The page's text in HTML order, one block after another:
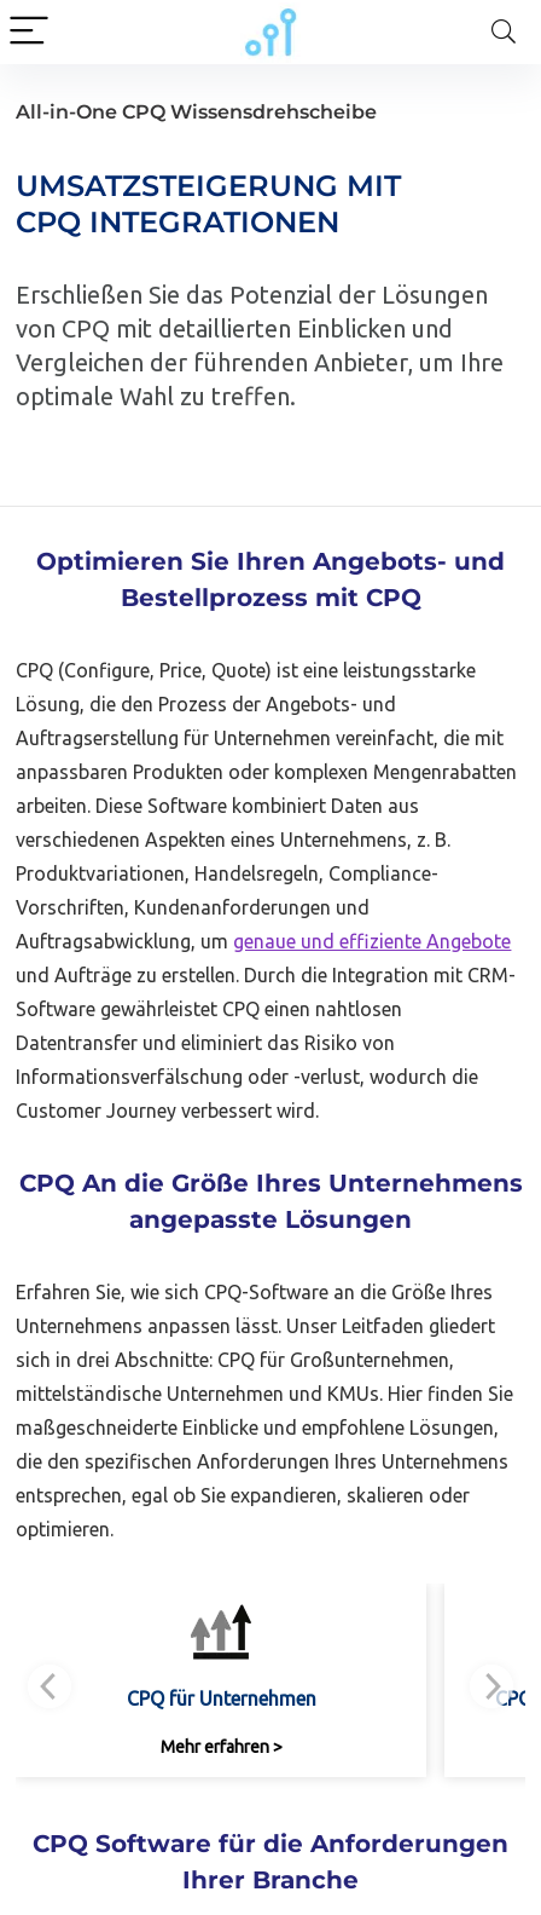
All-in-One CPQ Wissensdrehscheibe
UMSATZSTEIGERUNG MIT
CPQ INTEGRATIONEN
Erschließen Sie das Potenzial der Lösungen
von CPQ mit detaillierten Einblicken und
Vergleichen der führenden Anbieter, um Ihre
optimale Wahl zu treffen.
Optimieren Sie Ihren Angebots- und
Bestellprozess mit CPQ
CPQ (Configure, Price, Quote) ist eine leistungsstarke
Lösung, die den Prozess der Angebots- und
Auftragserstellung für Unternehmen vereinfacht, die mit
anpassbaren Produkten oder komplexen Mengenrabatten
arbeiten. Diese Software kombiniert Daten aus
verschiedenen Aspekten eines Unternehmens, z. B.
Produktvariationen, Handelsregeln, Compliance-
Vorschriften, Kundenanforderungen und
Auftragsabwicklung, um genaue und effiziente Angebote
und Aufträge zu erstellen. Durch die Integration mit CRM-
Software gewährleistet CPQ einen nahtlosen
Datentransfer und eliminiert das Risiko von
Informationsverfälschung oder -verlust, wodurch die
Customer Journey verbessert wird.
CPQ An die Größe Ihres Unternehmens
angepasste Lösungen
Erfahren Sie, wie sich CPQ-Software an die Größe Ihres
Unternehmens anpassen lässt. Unser Leitfaden gliedert
sich in drei Abschnitte: CPQ für Großunternehmen,
mittelständische Unternehmen und KMUs. Hier finden Sie
maßgeschneiderte Einblicke und empfohlene Lösungen,
die den spezifischen Anforderungen Ihres Unternehmens
entsprechen, egal ob Sie expandieren, skalieren oder
optimieren.
CPQ für Unternehmen
Mehr erfahren >
CPQ Software für die Anforderungen
Ihrer Branche